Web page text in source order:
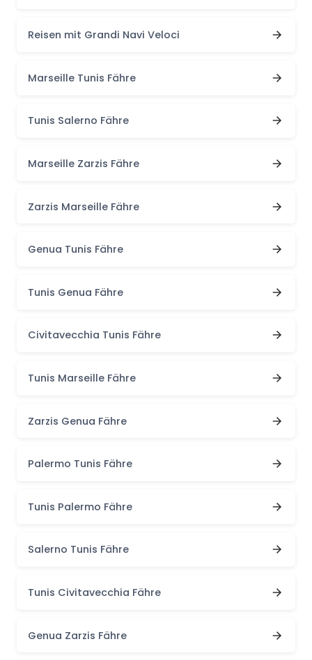
Reisen mit Grandi Navi Veloci
Marseille Tunis Fähre
Tunis Salerno Fähre
Marseille Zarzis Fähre
Zarzis Marseille Fähre
Genua Tunis Fähre
Tunis Genua Fähre
Civitavecchia Tunis Fähre
Tunis Marseille Fähre
Zarzis Genua Fähre
Palermo Tunis Fähre
Tunis Palermo Fähre
Salerno Tunis Fähre
Tunis Civitavecchia Fähre
Genua Zarzis Fähre